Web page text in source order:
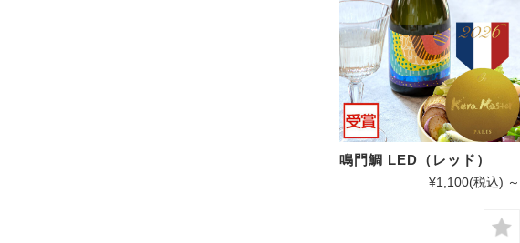
鳴門鯛 LED（レッド）
¥1,100(税込) ～